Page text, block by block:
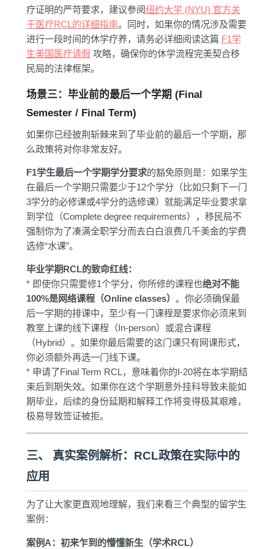
疗证明的严苛要求，建议参阅纽约大学 (NYU) 官方关
于医疗RCL的详细指南。同时，如果你的情况涉及需要
进行一段时间的休学疗养，请务必详细阅读这篇 F1学
生美国医疗请假 攻略，确保你的休学流程完美契合移
民局的法律框架。
场景三：毕业前的最后一个学期 (Final
Semester / Final Term)
如果你已经披荆斩棘来到了毕业前的最后一个学期，那
么政策将对你非常友好。
F1学生最后一个学期学分要求的豁免原则是：如果学生
在最后一个学期只需要少于12个学分（比如只剩下一门
3学分的必修课或4学分的选修课）就能满足毕业要求拿
到学位（Complete degree requirements），移民局不
强制你为了凑满全职学分而去白白浪费几千美金的学费
选修“水课”。
毕业学期RCL的致命红线：
* 即使你只需要修1个学分，你所修的课程也绝对不能
100%是网络课程（Online classes） 。你必须确保最
后一学期的排课中，至少有一门课程是要求你必须来到
教室上课的线下课程（In-person）或混合课程
（Hybrid）。如果你最后需要的这门课只有网课形式，
你必须额外再选一门线下课。
* 申请了Final Term RCL，意味着你的I-20将在本学期结
束后到期失效。如果你在这个学期意外挂科导致未能如
期毕业，后续的身份延期和解释工作将变得极其艰难，
极易导致签证被拒。
三、 真实案例解析：RCL政策在实际中的
应用
为了让大家更直观地理解，我们来看三个典型的留学生
案例：
案例A：初来乍到的懵懂新生（学术RCL）